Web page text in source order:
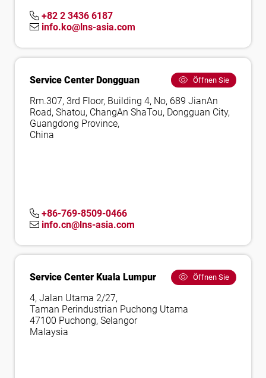
+82 2 3436 6187
info.ko@lns-asia.com
Service Center Dongguan Öffnen Sie
Rm.307, 3rd Floor, Building 4, No, 689 JianAn
Road, Shatou, ChangAn ShaTou, Dongguan City,
Guangdong Province,
China
+86-769-8509-0466
info.cn@lns-asia.com
Service Center Kuala Lumpur Öffnen Sie
4, Jalan Utama 2/27,
Taman Perindustrian Puchong Utama
47100 Puchong, Selangor
Malaysia